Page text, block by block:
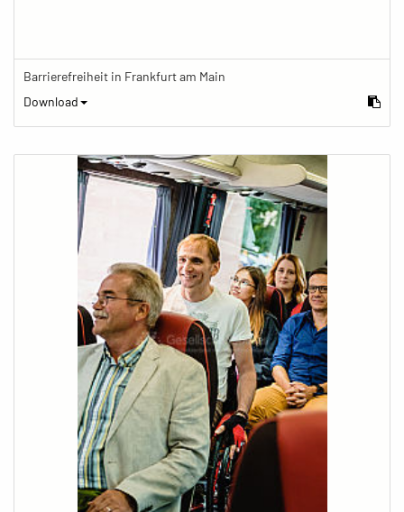
Barrierefreiheit in Frankfurt am Main
Download